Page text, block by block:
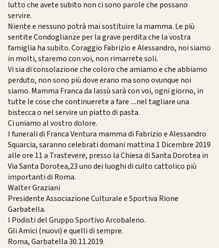
lutto che avete subito non ci sono parole che possano
servire.
Niente e nessuno potrà mai sostituire la mamma. Le più
sentite Condoglianze per la grave perdita che la vostra
famiglia ha subito. Coraggio Fabrizio e Alessandro, noi siamo
in molti, staremo con voi, non rimarrete soli.
Vi sia di consolazione che coloro che amiamo e che abbiamo
perduto, non sono più dove erano ma sono ovunque noi
siamo. Mamma Franca da lassù sarà con voi, ogni giorno, in
tutte le cose che continuerete a fare ....nel tagliare una
bistecca o nel servire un piatto di pasta.
Ci uniamo al vostro dolore.
I funerali di Franca Ventura mamma di Fabrizio e Alessandro
Squarcia, saranno celebrati domani mattina 1 Dicembre 2019
alle ore 11 a Trastevere, presso la Chiesa di Santa Dorotea in
Via Santa Dorotea,23 uno dei luoghi di culto cattolico più
importanti di Roma.
Walter Graziani
Presidente Associazione Culturale e Sportiva Rione
Garbatella.
I Podisti del Gruppo Sportivo Arcobaleno.
Gli Amici (nuovi) e quelli di sempre.
Roma, Garbatella 30.11.2019.